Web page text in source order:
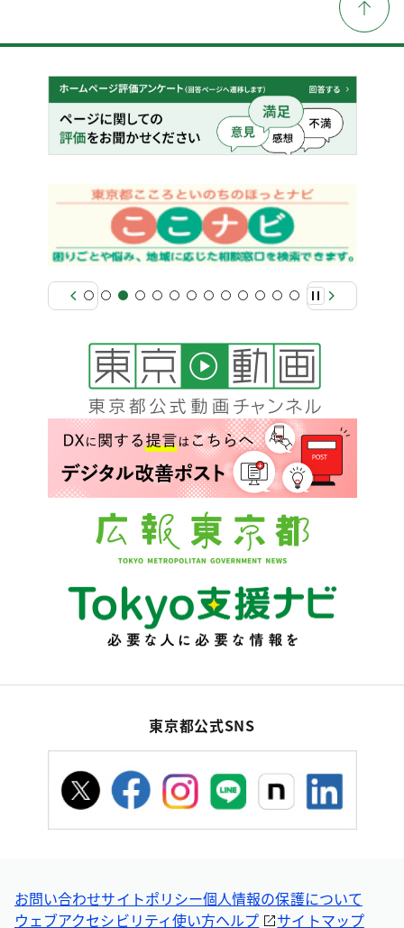
東京都公式SNS
お問い合わせサイトポリシー個人情報の保護について
ウェブアクセシビリティ使い方ヘルプ サイトマップ